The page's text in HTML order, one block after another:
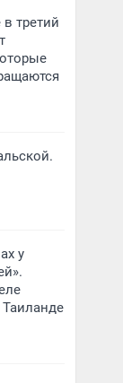
третий
у